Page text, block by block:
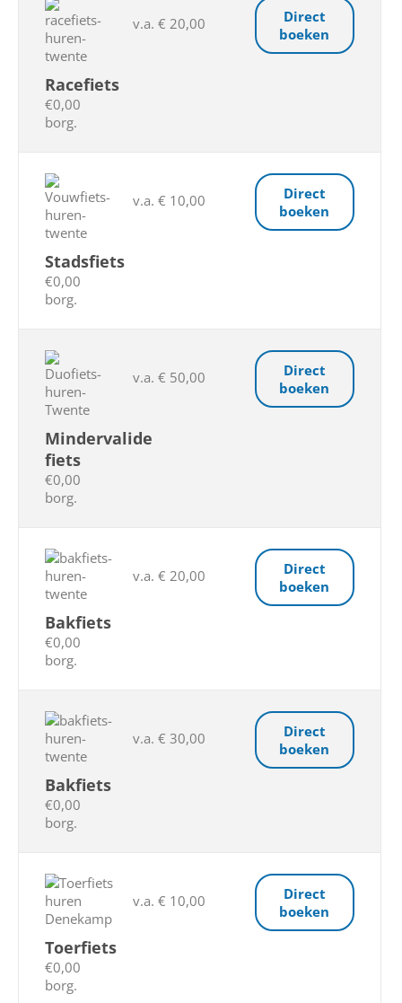
Racefiets
€0,00
borg.
v.a. € 20,00
Direct
boeken
Stadsfiets
€0,00
borg.
v.a. € 10,00
Direct
boeken
Mindervalide
fiets
€0,00
borg.
v.a. € 50,00
Direct
boeken
Bakfiets
€0,00
borg.
v.a. € 20,00
Direct
boeken
Bakfiets
€0,00
borg.
v.a. € 30,00
Direct
boeken
Toerfiets
€0,00
borg.
v.a. € 10,00
Direct
boeken